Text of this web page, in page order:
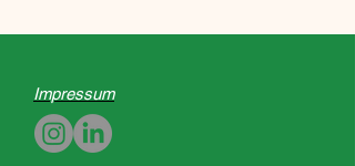
Impressum